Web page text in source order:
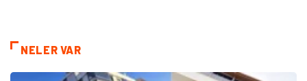
NELER VAR